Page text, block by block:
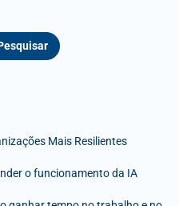
Mais Resilientes
o funcionamento da IA